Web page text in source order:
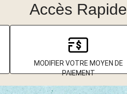
Accès Rapide
MODIFIER VOTRE MOYEN DE
PAIEMENT